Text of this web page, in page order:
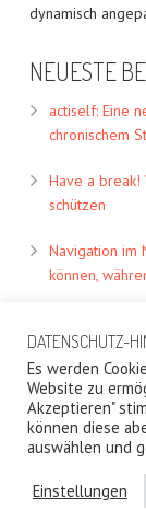
dynamisch
NEUESTE
actiself: Eine
chronischem
Have a break!
schützen
Navigation im
können,
DATENSCHUTZ-
Es werden
Website zu
Akzeptieren"
können diese
auswählen und
Einstellungen